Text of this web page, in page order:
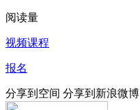
阅读量
视频课程
报名
分享到空间 分享到新浪微博